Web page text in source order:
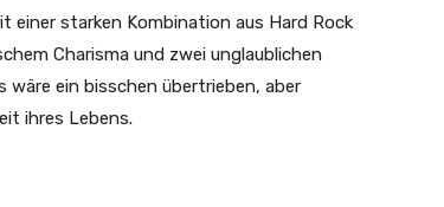
einer starken Kombination aus Hard Rock
Charisma und zwei unglaublichen
ein bisschen übertrieben, aber
ihres Lebens.